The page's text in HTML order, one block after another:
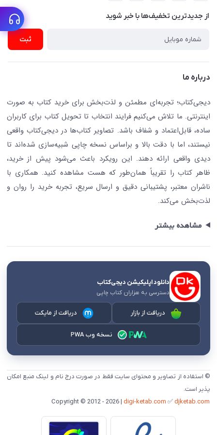
نویسندگان و مترجمان
کافه دیجی کتاب
جستجو در سایت
کتابیاب
پیگیری سفارشات
رهگیری مرسولات پستی
ارسال تیکت پشتیبانی
از جدید‌ترین تخفیف‌ها با‌ خبر شوید
ثبت
درباره ما
دیجی‌کتاب؛ تجربه‌ای مطمئن و لذت‌بخش برای خرید کتاب به صورت
اینترنتی. ما تلاش می‌کنیم فرایند انتخاب تا تحویل کتاب برای کاربران
ساده، قابل‌اعتماد و شفاف باشد. تصاویر کتاب‌ها در دیجی‌کتاب واقعی
نیستند، اما با دقت بالا و براساس نسخه چاپی شبیه‌سازی شده‌اند تا
دیدی واقعی ارائه دهند. این رویکرد باعث می‌شود پیش از خرید،
ظاهر کتاب را تقریباً همان‌طور که هست مشاهده کنید. همکاری با
ناشران معتبر، پشتیبانی دقیق و ارسال سریع، تجربه خرید را روان و
لذت‌بخش می‌کند.
مشاهده بیشتر
دانلود اپلیکیشن دیجی‌کتاب
دسترسی به هزاران کتاب چاپی
دریافت از بازار دریافت از مایکت
نسخه وب PWA
© استفاده از تصاویر و محتوای سایت فقط در صورت درج نام و لینک منبع امکان
پذیر است.
digi-ketab.com ✅djketab.com